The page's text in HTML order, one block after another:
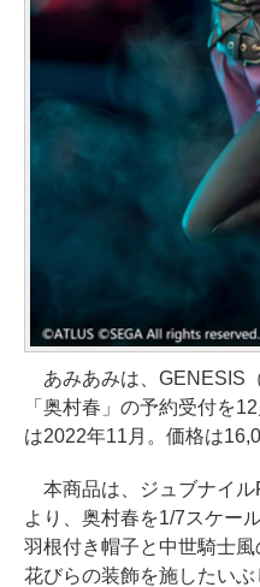
あみあみは、GENESIS
「奥村春」の予約受付を
は2022年11月。価格は
本商品は、ジュブナイル
より、奥村春を1/7スケー
羽根付き帽子と中世騎士風
花びらの装飾を施したい